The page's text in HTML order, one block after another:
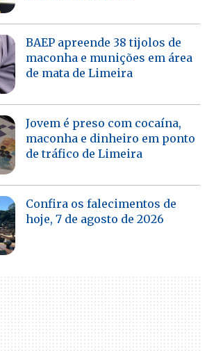
BAEP apreende 38 tijolos de
maconha e munições em área
de mata de Limeira
Jovem é preso com cocaína,
maconha e dinheiro em ponto
de tráfico de Limeira
Confira os falecimentos de
hoje, 7 de agosto de 2026